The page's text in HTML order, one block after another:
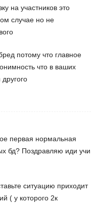
на участников это
случае но не
потому что главное
что в ваших
первая нормальная
бд? Поздравляю иди учи
ситуацию приходит
( у которого 2к